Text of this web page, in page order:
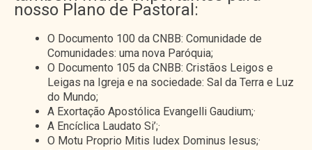
nosso Plano de Pastoral:
O Documento 100 da CNBB: Comunidade de
Comunidades: uma nova Paróquia;
O Documento 105 da CNBB: Cristãos Leigos e
Leigas na Igreja e na sociedade: Sal da Terra e Luz
do Mundo;
A Exortação Apostólica Evangelli Gaudium;·
A Encíclica Laudato Si’;·
O Motu Proprio Mitis Iudex Dominus Iesus;·